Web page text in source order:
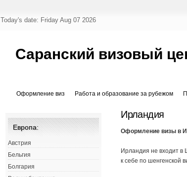
Today's date: Friday Aug 07 2026
Саранский визовый
Оформление виз Работа и образование за рубежом
Ирландия
Оформление визы в
Ирландия не входит
к себе по шенгенской
Европа:
Австрия
Бельгия
Болгария